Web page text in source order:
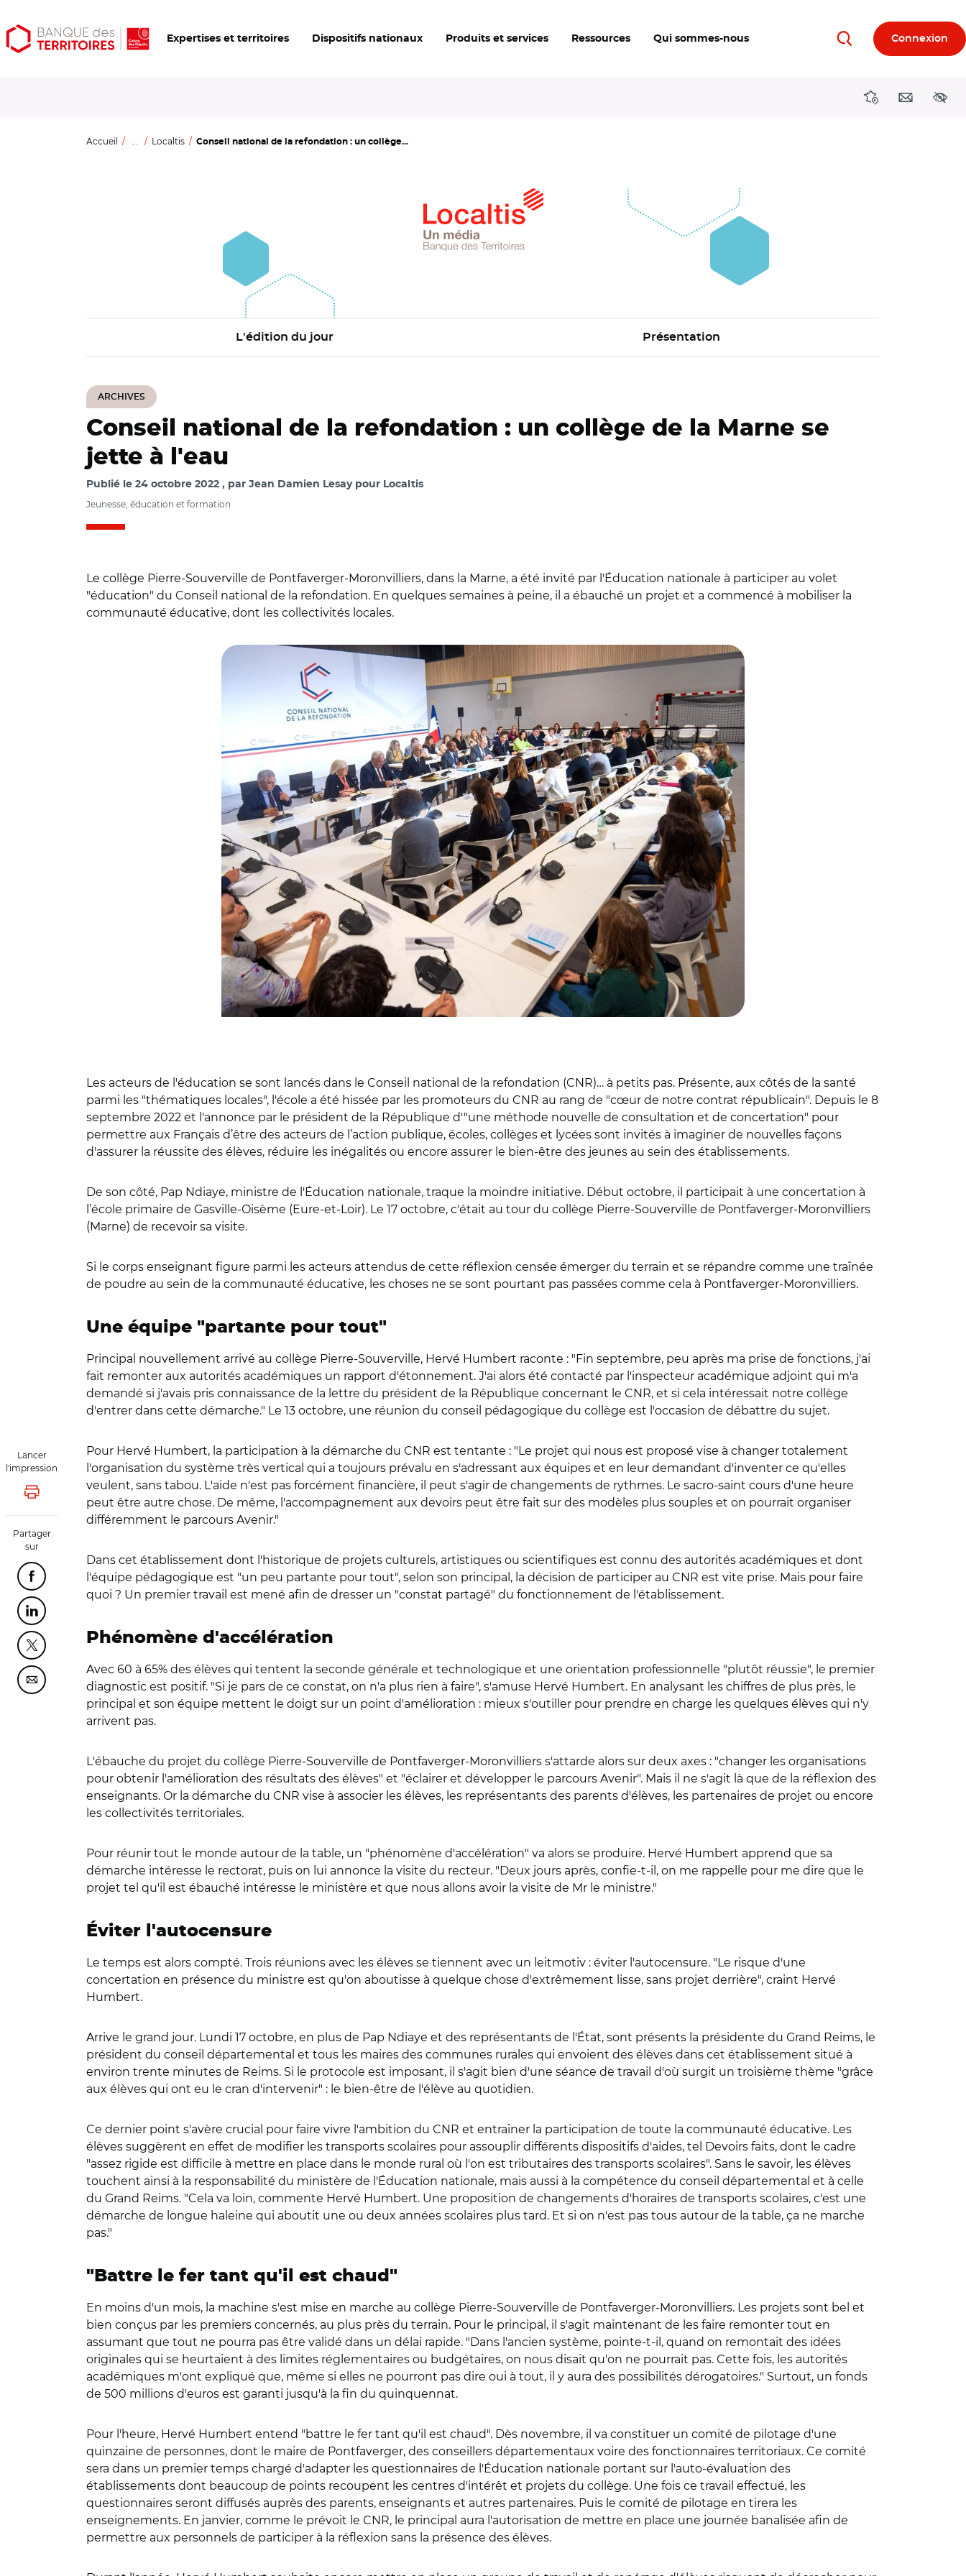
Aller
au
Aller
au
Ouvrir
les
Expertises et territoires Dispositifs nationaux Produits et services Ressources Qui sommes-nous RechercherConnexion
DirectionsContact
Accueil ... Localtis Conseil national de la refondation : un collège...
L'édition du jour Présentation
ARCHIVES
Lancer
l'impression
Lancer l'impression
Partager
sur
Partager cette page sur Facebook
Partager cette page sur Linkedin
Partager cette page sur Twitter
Partager cette page sur Courriel
Conseil national de la refondation : un collège de la Marne se
jette à l'eau
Publié le 24 octobre 2022 par Jean Damien Lesay pour Localtis
Jeunesse, éducation et formation
Le collège Pierre-Souverville de Pontfaverger-Moronvilliers, dans la Marne, a été invité par l'Éducation nationale à participer au volet
"éducation" du Conseil national de la refondation. En quelques semaines à peine, il a ébauché un projet et a commencé à mobiliser la
communauté éducative, dont les collectivités locales.
Les acteurs de l'éducation se sont lancés dans le Conseil national de la refondation (CNR)… à petits pas. Présente, aux côtés de la santé
parmi les "thématiques locales", l'école a été hissée par les promoteurs du CNR au rang de "cœur de notre contrat républicain". Depuis le 8
septembre 2022 et l'annonce par le président de la République d'"une méthode nouvelle de consultation et de concertation" pour
permettre aux Français d’être des acteurs de l’action publique, écoles, collèges et lycées sont invités à imaginer de nouvelles façons
d'assurer la réussite des élèves, réduire les inégalités ou encore assurer le bien-être des jeunes au sein des établissements.
De son côté, Pap Ndiaye, ministre de l'Éducation nationale, traque la moindre initiative. Début octobre, il participait à une concertation à
l’école primaire de Gasville-Oisème (Eure-et-Loir). Le 17 octobre, c'était au tour du collège Pierre-Souverville de Pontfaverger-Moronvilliers
(Marne) de recevoir sa visite.
Si le corps enseignant figure parmi les acteurs attendus de cette réflexion censée émerger du terrain et se répandre comme une traînée
de poudre au sein de la communauté éducative, les choses ne se sont pourtant pas passées comme cela à Pontfaverger-Moronvilliers.
Une équipe "partante pour tout"
Principal nouvellement arrivé au collège Pierre-Souverville, Hervé Humbert raconte : "Fin septembre, peu après ma prise de fonctions, j'ai
fait remonter aux autorités académiques un rapport d'étonnement. J'ai alors été contacté par l'inspecteur académique adjoint qui m'a
demandé si j'avais pris connaissance de la lettre du président de la République concernant le CNR, et si cela intéressait notre collège
d'entrer dans cette démarche." Le 13 octobre, une réunion du conseil pédagogique du collège est l'occasion de débattre du sujet.
Pour Hervé Humbert, la participation à la démarche du CNR est tentante : "Le projet qui nous est proposé vise à changer totalement
l'organisation du système très vertical qui a toujours prévalu en s'adressant aux équipes et en leur demandant d'inventer ce qu'elles
veulent, sans tabou. L'aide n'est pas forcément financière, il peut s'agir de changements de rythmes. Le sacro-saint cours d'une heure
peut être autre chose. De même, l'accompagnement aux devoirs peut être fait sur des modèles plus souples et on pourrait organiser
différemment le parcours Avenir."
Dans cet établissement dont l'historique de projets culturels, artistiques ou scientifiques est connu des autorités académiques et dont
l'équipe pédagogique est "un peu partante pour tout", selon son principal, la décision de participer au CNR est vite prise. Mais pour faire
quoi ? Un premier travail est mené afin de dresser un "constat partagé" du fonctionnement de l'établissement.
Phénomène d'accélération
Avec 60 à 65% des élèves qui tentent la seconde générale et technologique et une orientation professionnelle "plutôt réussie", le premier
diagnostic est positif. "Si je pars de ce constat, on n'a plus rien à faire", s'amuse Hervé Humbert. En analysant les chiffres de plus près, le
principal et son équipe mettent le doigt sur un point d'amélioration : mieux s'outiller pour prendre en charge les quelques élèves qui n'y
arrivent pas.
L'ébauche du projet du collège Pierre-Souverville de Pontfaverger-Moronvilliers s'attarde alors sur deux axes : "changer les organisations
pour obtenir l'amélioration des résultats des élèves" et "éclairer et développer le parcours Avenir". Mais il ne s'agit là que de la réflexion des
enseignants. Or la démarche du CNR vise à associer les élèves, les représentants des parents d'élèves, les partenaires de projet ou encore
les collectivités territoriales.
Pour réunir tout le monde autour de la table, un "phénomène d'accélération" va alors se produire. Hervé Humbert apprend que sa
démarche intéresse le rectorat, puis on lui annonce la visite du recteur. "Deux jours après, confie-t-il, on me rappelle pour me dire que le
projet tel qu'il est ébauché intéresse le ministère et que nous allons avoir la visite de Mr le ministre."
Éviter l'autocensure
Le temps est alors compté. Trois réunions avec les élèves se tiennent avec un leitmotiv : éviter l'autocensure. "Le risque d'une
concertation en présence du ministre est qu'on aboutisse à quelque chose d'extrêmement lisse, sans projet derrière", craint Hervé
Humbert.
Arrive le grand jour. Lundi 17 octobre, en plus de Pap Ndiaye et des représentants de l'État, sont présents la présidente du Grand Reims, le
président du conseil départemental et tous les maires des communes rurales qui envoient des élèves dans cet établissement situé à
environ trente minutes de Reims. Si le protocole est imposant, il s'agit bien d'une séance de travail d'où surgit un troisième thème "grâce
aux élèves qui ont eu le cran d'intervenir" : le bien-être de l'élève au quotidien.
Ce dernier point s'avère crucial pour faire vivre l'ambition du CNR et entraîner la participation de toute la communauté éducative. Les
élèves suggèrent en effet de modifier les transports scolaires pour assouplir différents dispositifs d'aides, tel Devoirs faits, dont le cadre
"assez rigide est difficile à mettre en place dans le monde rural où l'on est tributaires des transports scolaires". Sans le savoir, les élèves
touchent ainsi à la responsabilité du ministère de l'Éducation nationale, mais aussi à la compétence du conseil départemental et à celle
du Grand Reims. "Cela va loin, commente Hervé Humbert. Une proposition de changements d'horaires de transports scolaires, c'est une
démarche de longue haleine qui aboutit une ou deux années scolaires plus tard. Et si on n'est pas tous autour de la table, ça ne marche
pas."
"Battre le fer tant qu'il est chaud"
En moins d'un mois, la machine s'est mise en marche au collège Pierre-Souverville de Pontfaverger-Moronvilliers. Les projets sont bel et
bien conçus par les premiers concernés, au plus près du terrain. Pour le principal, il s'agit maintenant de les faire remonter tout en
assumant que tout ne pourra pas être validé dans un délai rapide. "Dans l'ancien système, pointe-t-il, quand on remontait des idées
originales qui se heurtaient à des limites réglementaires ou budgétaires, on nous disait qu'on ne pourrait pas. Cette fois, les autorités
académiques m'ont expliqué que, même si elles ne pourront pas dire oui à tout, il y aura des possibilités dérogatoires." Surtout, un fonds
de 500 millions d'euros est garanti jusqu'à la fin du quinquennat.
Pour l'heure, Hervé Humbert entend "battre le fer tant qu'il est chaud". Dès novembre, il va constituer un comité de pilotage d'une
quinzaine de personnes, dont le maire de Pontfaverger, des conseillers départementaux voire des fonctionnaires territoriaux. Ce comité
sera dans un premier temps chargé d'adapter les questionnaires de l'Éducation nationale portant sur l'auto-évaluation des
établissements dont beaucoup de points recoupent les centres d'intérêt et projets du collège. Une fois ce travail effectué, les
questionnaires seront diffusés auprès des parents, enseignants et autres partenaires. Puis le comité de pilotage en tirera les
enseignements. En janvier, comme le prévoit le CNR, le principal aura l'autorisation de mettre en place une journée banalisée afin de
permettre aux personnels de participer à la réflexion sans la présence des élèves.